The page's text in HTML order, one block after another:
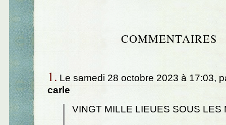
COMMENTAIRES
1. Le samedi 28 octobre 2023 à 17:03,
carle
VINGT MILLE LIEUES SOUS LES